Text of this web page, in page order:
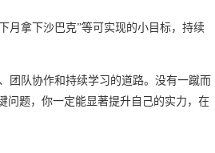
月拿下沙巴克”等可实现的小目标，持续
团队协作和持续学习的道路。没有一蹴而
问题，你一定能显著提升自己的实力，在